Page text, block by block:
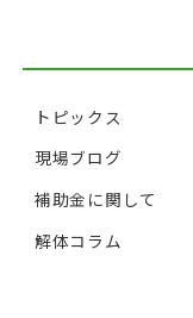
トピックス
現場ブログ
補助金に関して
解体コラム